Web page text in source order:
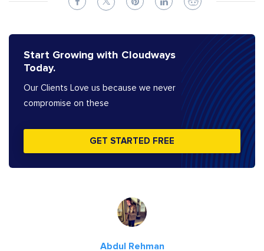
Start Growing with Cloudways
Today.
Our Clients Love us because we never
compromise on these
GET STARTED FREE
Abdul Rehman